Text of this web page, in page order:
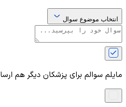
انتخاب موضوع سوال
مایلم سوالم برای پزشکان دیگر هم